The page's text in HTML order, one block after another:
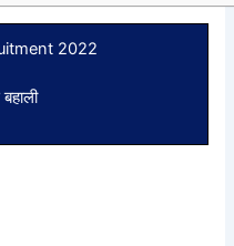
2022